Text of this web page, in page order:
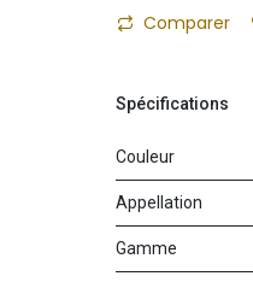
Comparer
Spécifications
Couleur
Appellation
Gamme